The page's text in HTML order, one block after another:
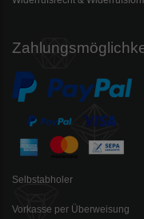
Selbstabholer
Vorkasse per Überweisung